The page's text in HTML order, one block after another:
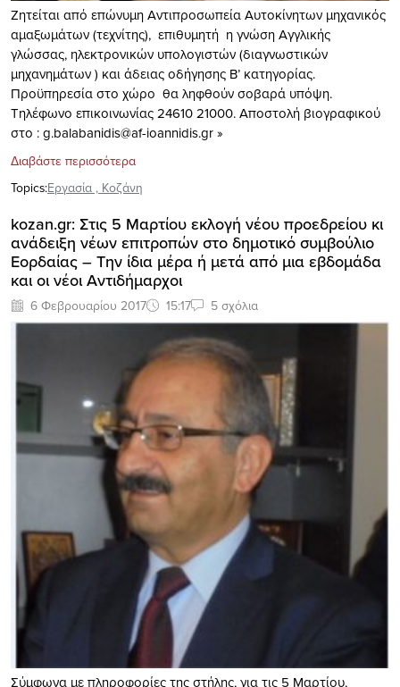
Ζητείται από επώνυμη Αντιπροσωπεία Αυτοκίνητων μηχανικός
αμαξωμάτων (τεχνίτης), επιθυμητή η γνώση Αγγλικής
γλώσσας, ηλεκτρονικών υπολογιστών (διαγνωστικών
μηχανημάτων ) και άδειας οδήγησης Β’ κατηγορίας.
Προϋπηρεσία στο χώρο θα ληφθούν σοβαρά υπόψη.
Τηλέφωνο επικοινωνίας 24610 21000. Αποστολή βιογραφικού
στο :g.balabanidis@af-ioannidis.gr»
Διαβάστε περισσότερα
Topics:Eργασία , Κοζάνη
kozan.gr: Στις 5 Μαρτίου εκλογή νέου προεδρείου κι
ανάδειξη νέων επιτροπών στο δημοτικό συμβούλιο
Εορδαίας – Την ίδια μέρα ή μετά από μια εβδομάδα
και οι νέοι Αντιδήμαρχοι
6 Φεβρουαρίου 2017 15:17 5 σχόλια
Σύμφωνα με πληροφορίες της στήλης, για τις 5 Μαρτίου,